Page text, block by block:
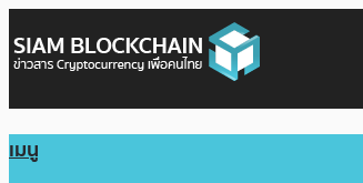
เมนู